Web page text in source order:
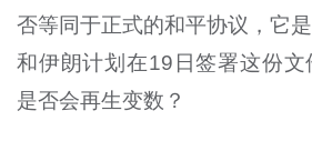
否等同于正式的和平协议，它
和伊朗计划在19日签署这份
是否会再生变数？